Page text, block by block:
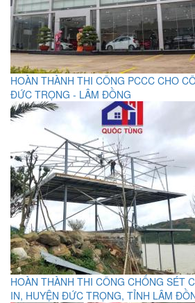
HOÀN THÀNH THI CÔNG PCCC CHO
ĐỨC TRỌNG - LÂM ĐỒNG
HOÀN THÀNH THI CÔNG CHỐNG SÉT
IN, HUYỆN ĐỨC TRỌNG, TỈNH LÂM